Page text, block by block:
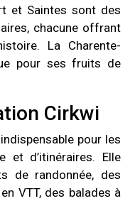
et Saintes sont des
chacune offrant
La Charente-
pour ses fruits de
Cirkwi
pour les
et d’itinéraires. Elle
de randonnée, des
VTT, des balades à